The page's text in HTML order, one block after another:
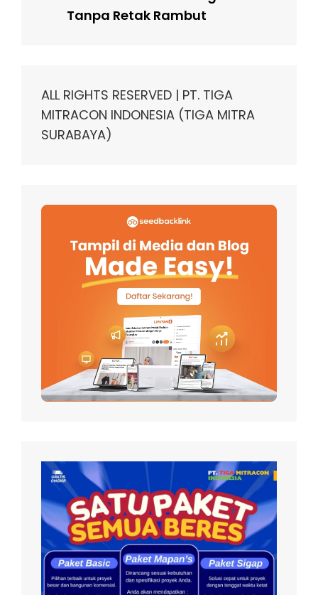
Tanpa Retak Rambut
ALL RIGHTS RESERVED | PT. TIGA
MITRACON INDONESIA (TIGA MITRA
SURABAYA)